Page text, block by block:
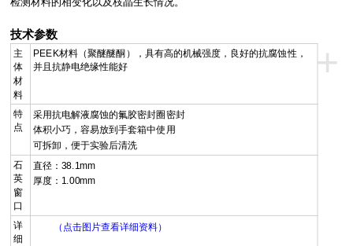
技术参数
+
主
体
材
料
PEEK材料（聚醚醚酮），具有高的机械强度，良好的抗腐蚀性，
并且抗静电绝缘性能好
特
点
采用抗电解液腐蚀的氟胶密封圈密封
体积小巧，容易放到手套箱中使用
可拆卸，便于实验后清洗
石
英
窗
口
直径：38.1mm
厚度：1.00mm
详
细
（ 点击图片查看详细资料）